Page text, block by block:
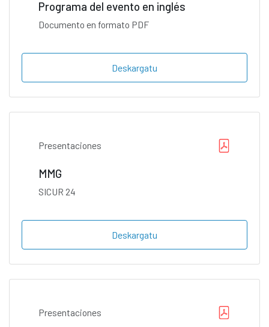
Programa del evento en inglés
Documento en formato PDF
Deskargatu
Presentaciones
MMG
SICUR 24
Deskargatu
Presentaciones